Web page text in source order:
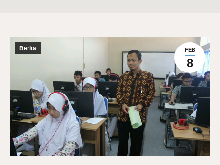
FEB
8
Berita